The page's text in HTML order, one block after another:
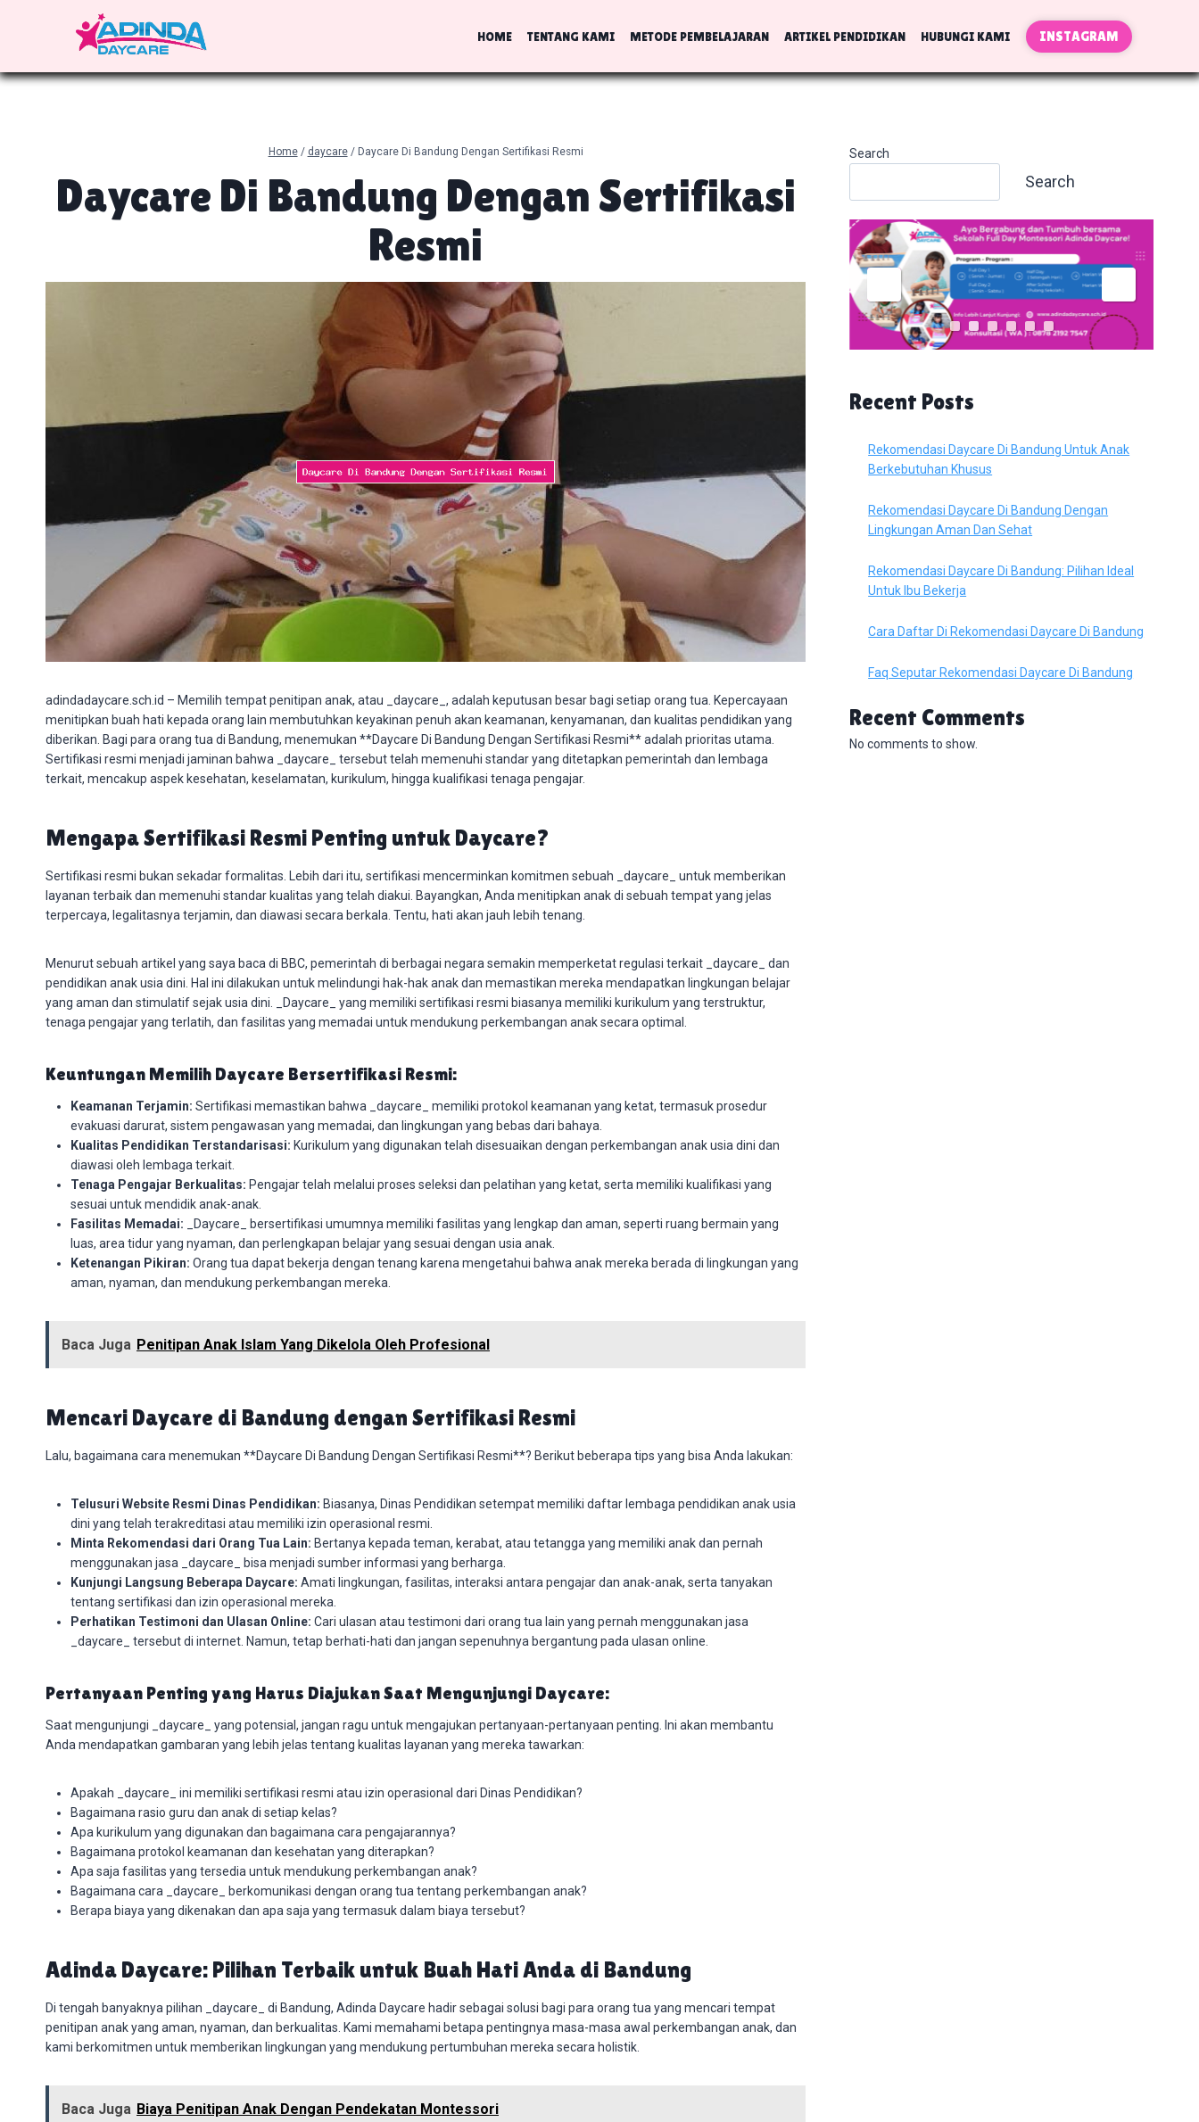
HOME TENTANG KAMI METODE PEMBELAJARAN ARTIKEL PENDIDIKAN HUBUNGI KAMI INSTAGRAM
Home / daycare / Daycare Di Bandung Dengan Sertifikasi Resmi
Daycare Di Bandung Dengan Sertifikasi
Resmi
adindadaycare.sch.id – Memilih tempat penitipan anak, atau _daycare_, adalah keputusan besar bagi setiap orang tua. Kepercayaan
menitipkan buah hati kepada orang lain membutuhkan keyakinan penuh akan keamanan, kenyamanan, dan kualitas pendidikan yang
diberikan. Bagi para orang tua di Bandung, menemukan **Daycare Di Bandung Dengan Sertifikasi Resmi** adalah prioritas utama.
Sertifikasi resmi menjadi jaminan bahwa _daycare_ tersebut telah memenuhi standar yang ditetapkan pemerintah dan lembaga
terkait, mencakup aspek kesehatan, keselamatan, kurikulum, hingga kualifikasi tenaga pengajar.
Mengapa Sertifikasi Resmi Penting untuk Daycare?
Sertifikasi resmi bukan sekadar formalitas. Lebih dari itu, sertifikasi mencerminkan komitmen sebuah _daycare_ untuk memberikan
layanan terbaik dan memenuhi standar kualitas yang telah diakui. Bayangkan, Anda menitipkan anak di sebuah tempat yang jelas
terpercaya, legalitasnya terjamin, dan diawasi secara berkala. Tentu, hati akan jauh lebih tenang.
Menurut sebuah artikel yang saya baca di BBC, pemerintah di berbagai negara semakin memperketat regulasi terkait _daycare_ dan
pendidikan anak usia dini. Hal ini dilakukan untuk melindungi hak-hak anak dan memastikan mereka mendapatkan lingkungan belajar
yang aman dan stimulatif sejak usia dini. _Daycare_ yang memiliki sertifikasi resmi biasanya memiliki kurikulum yang terstruktur,
tenaga pengajar yang terlatih, dan fasilitas yang memadai untuk mendukung perkembangan anak secara optimal.
Keuntungan Memilih Daycare Bersertifikasi Resmi:
Keamanan Terjamin: Sertifikasi memastikan bahwa _daycare_ memiliki protokol keamanan yang ketat, termasuk prosedur
evakuasi darurat, sistem pengawasan yang memadai, dan lingkungan yang bebas dari bahaya.
Kualitas Pendidikan Terstandarisasi: Kurikulum yang digunakan telah disesuaikan dengan perkembangan anak usia dini dan
diawasi oleh lembaga terkait.
Tenaga Pengajar Berkualitas: Pengajar telah melalui proses seleksi dan pelatihan yang ketat, serta memiliki kualifikasi yang
sesuai untuk mendidik anak-anak.
Fasilitas Memadai: _Daycare_ bersertifikasi umumnya memiliki fasilitas yang lengkap dan aman, seperti ruang bermain yang
luas, area tidur yang nyaman, dan perlengkapan belajar yang sesuai dengan usia anak.
Ketenangan Pikiran: Orang tua dapat bekerja dengan tenang karena mengetahui bahwa anak mereka berada di lingkungan yang
aman, nyaman, dan mendukung perkembangan mereka.
Baca Juga Penitipan Anak Islam Yang Dikelola Oleh Profesional
Mencari Daycare di Bandung dengan Sertifikasi Resmi
Lalu, bagaimana cara menemukan **Daycare Di Bandung Dengan Sertifikasi Resmi**? Berikut beberapa tips yang bisa Anda lakukan:
Telusuri Website Resmi Dinas Pendidikan: Biasanya, Dinas Pendidikan setempat memiliki daftar lembaga pendidikan anak usia
dini yang telah terakreditasi atau memiliki izin operasional resmi.
Minta Rekomendasi dari Orang Tua Lain: Bertanya kepada teman, kerabat, atau tetangga yang memiliki anak dan pernah
menggunakan jasa _daycare_ bisa menjadi sumber informasi yang berharga.
Kunjungi Langsung Beberapa Daycare: Amati lingkungan, fasilitas, interaksi antara pengajar dan anak-anak, serta tanyakan
tentang sertifikasi dan izin operasional mereka.
Perhatikan Testimoni dan Ulasan Online: Cari ulasan atau testimoni dari orang tua lain yang pernah menggunakan jasa
_daycare_ tersebut di internet. Namun, tetap berhati-hati dan jangan sepenuhnya bergantung pada ulasan online.
Pertanyaan Penting yang Harus Diajukan Saat Mengunjungi Daycare:
Saat mengunjungi _daycare_ yang potensial, jangan ragu untuk mengajukan pertanyaan-pertanyaan penting. Ini akan membantu
Anda mendapatkan gambaran yang lebih jelas tentang kualitas layanan yang mereka tawarkan:
Apakah _daycare_ ini memiliki sertifikasi resmi atau izin operasional dari Dinas Pendidikan?
Bagaimana rasio guru dan anak di setiap kelas?
Apa kurikulum yang digunakan dan bagaimana cara pengajarannya?
Bagaimana protokol keamanan dan kesehatan yang diterapkan?
Apa saja fasilitas yang tersedia untuk mendukung perkembangan anak?
Bagaimana cara _daycare_ berkomunikasi dengan orang tua tentang perkembangan anak?
Berapa biaya yang dikenakan dan apa saja yang termasuk dalam biaya tersebut?
Adinda Daycare: Pilihan Terbaik untuk Buah Hati Anda di Bandung
Di tengah banyaknya pilihan _daycare_ di Bandung, Adinda Daycare hadir sebagai solusi bagi para orang tua yang mencari tempat
penitipan anak yang aman, nyaman, dan berkualitas. Kami memahami betapa pentingnya masa-masa awal perkembangan anak, dan
kami berkomitmen untuk memberikan lingkungan yang mendukung pertumbuhan mereka secara holistik.
Baca Juga Biaya Penitipan Anak Dengan Pendekatan Montessori
Search
Search
Recent Posts
Rekomendasi Daycare Di Bandung Untuk Anak
Berkebutuhan Khusus
Rekomendasi Daycare Di Bandung Dengan
Lingkungan Aman Dan Sehat
Rekomendasi Daycare Di Bandung: Pilihan Ideal
Untuk Ibu Bekerja
Cara Daftar Di Rekomendasi Daycare Di Bandung
Faq Seputar Rekomendasi Daycare Di Bandung
Recent Comments
No comments to show.